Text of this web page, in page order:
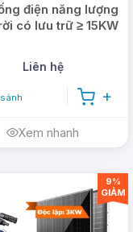
điện năng lượng
có lưu trữ ≥ 15KW
Liên hệ
Xem nhanh
9%
GIẢM